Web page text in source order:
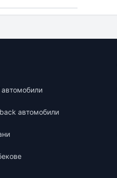
автомобили